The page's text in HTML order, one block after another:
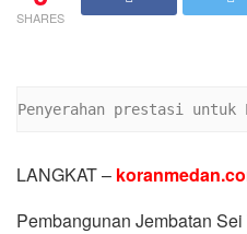
SHARES
Penyerahan prestasi untuk
LANGKAT –
Pembangunan Jembatan